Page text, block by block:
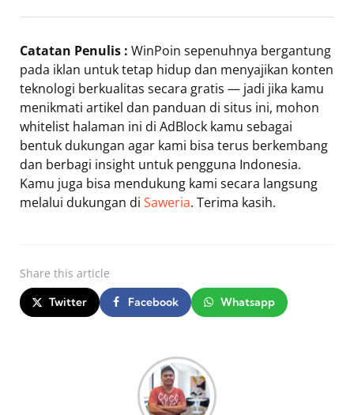
Catatan Penulis : WinPoin sepenuhnya bergantung
pada iklan untuk tetap hidup dan menyajikan konten
teknologi berkualitas secara gratis — jadi jika kamu
menikmati artikel dan panduan di situs ini, mohon
whitelist halaman ini di AdBlock kamu sebagai
bentuk dukungan agar kami bisa terus berkembang
dan berbagi insight untuk pengguna Indonesia.
Kamu juga bisa mendukung kami secara langsung
melalui dukungan di Saweria. Terima kasih.
Share this article
Twitter Facebook Whatsapp